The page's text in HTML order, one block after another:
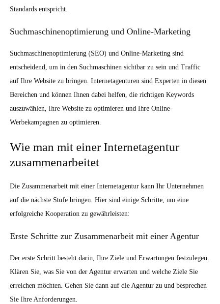
Standards entspricht.
Suchmaschinenoptimierung und Online-Marketing
Suchmaschinenoptimierung (SEO) und Online-Marketing sind
entscheidend, um in den Suchmaschinen sichtbar zu sein und Traffic
auf Ihre Website zu bringen. Internetagenturen sind Experten in diesen
Bereichen und können Ihnen dabei helfen, die richtigen Keywords
auszuwählen, Ihre Website zu optimieren und Ihre Online-
Werbekampagnen zu optimieren.
Wie man mit einer Internetagentur
zusammenarbeitet
Die Zusammenarbeit mit einer Internetagentur kann Ihr Unternehmen
auf die nächste Stufe bringen. Hier sind einige Schritte, um eine
erfolgreiche Kooperation zu gewährleisten:
Erste Schritte zur Zusammenarbeit mit einer Agentur
Der erste Schritt besteht darin, Ihre Ziele und Erwartungen festzulegen.
Klären Sie, was Sie von der Agentur erwarten und welche Ziele Sie
erreichen möchten. Gehen Sie dann auf die Agentur zu und besprechen
Sie Ihre Anforderungen.